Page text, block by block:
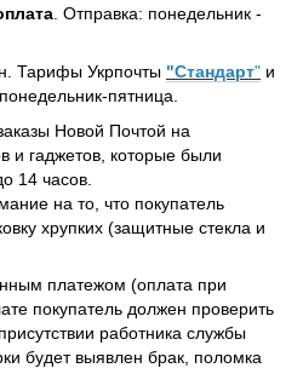
. Отправка: понедельник -
Тарифы Укрпочты "Стандарт" и
пятница.
Новой Почтой на
и гаджетов, которые были
14 часов.
на то, что покупатель
хрупких (защитные стекла и
платежом (оплата при
покупатель должен проверить
работника службы
будет выявлен брак, поломка